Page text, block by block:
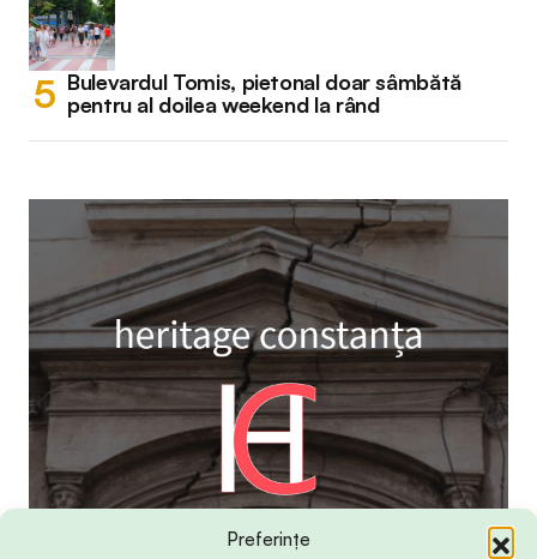
Preferințe
Bulevardul Tomis, pietonal doar sâmbătă
pentru al doilea weekend la rând